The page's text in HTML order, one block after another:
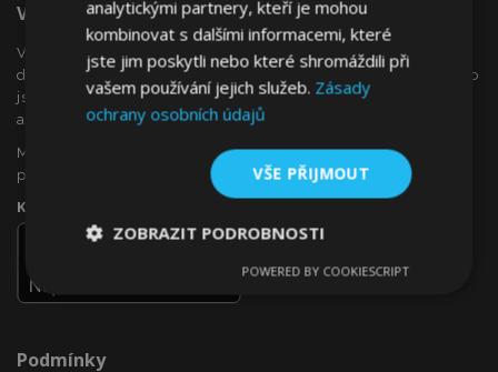
Vítejte Na VTVauto.cz
VTVauto je maloobchodním prodejcem a velkoobchodním
dodavatelem autopříslušenství a autodoplňků v Evropě, jako
jsou např .: ozdobné kryty kol (poklice), okenní deflektory,
autopotahy, autorohože, chromové kryty a rámy, ...
Máte zájem o dropshipping, nebo se chcete stát naším
partnerem?
Kontaktujte nás ještě dnes!
Podmínky
analytickými partnery, kteří je mohou
kombinovat s dalšími informacemi, které
jste jim poskytli nebo které shromáždili při
vašem používání jejich služeb. Zásady
ochrany osobních údajů
VŠE PŘIJMOUT
ZOBRAZIT PODROBNOSTI
nutné
Výkonové
soubory
Soubory
POWERED BY COOKIESCRIPT